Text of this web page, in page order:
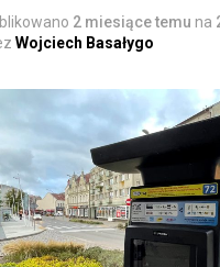
2 miesiące temu na
Wojciech Basałygo